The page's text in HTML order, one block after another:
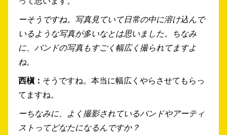
ーそうですね。写真見ていて日常の中に溶け込んで
いるような写真が多いなとは思いました。ちなみ
に、バンドの写真もすごく幅広く撮られてますよ
ね。
西槇： そうですね。本当に幅広くやらさせてもらっ
てますね。
ーちなみに、よく撮影されているバンドやアーティ
ストってどなたになるんですか？